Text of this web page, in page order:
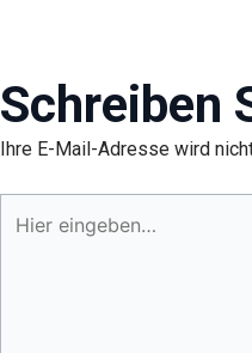
Schreiben
Ihre E-Mail-Adresse wird
eingeben…